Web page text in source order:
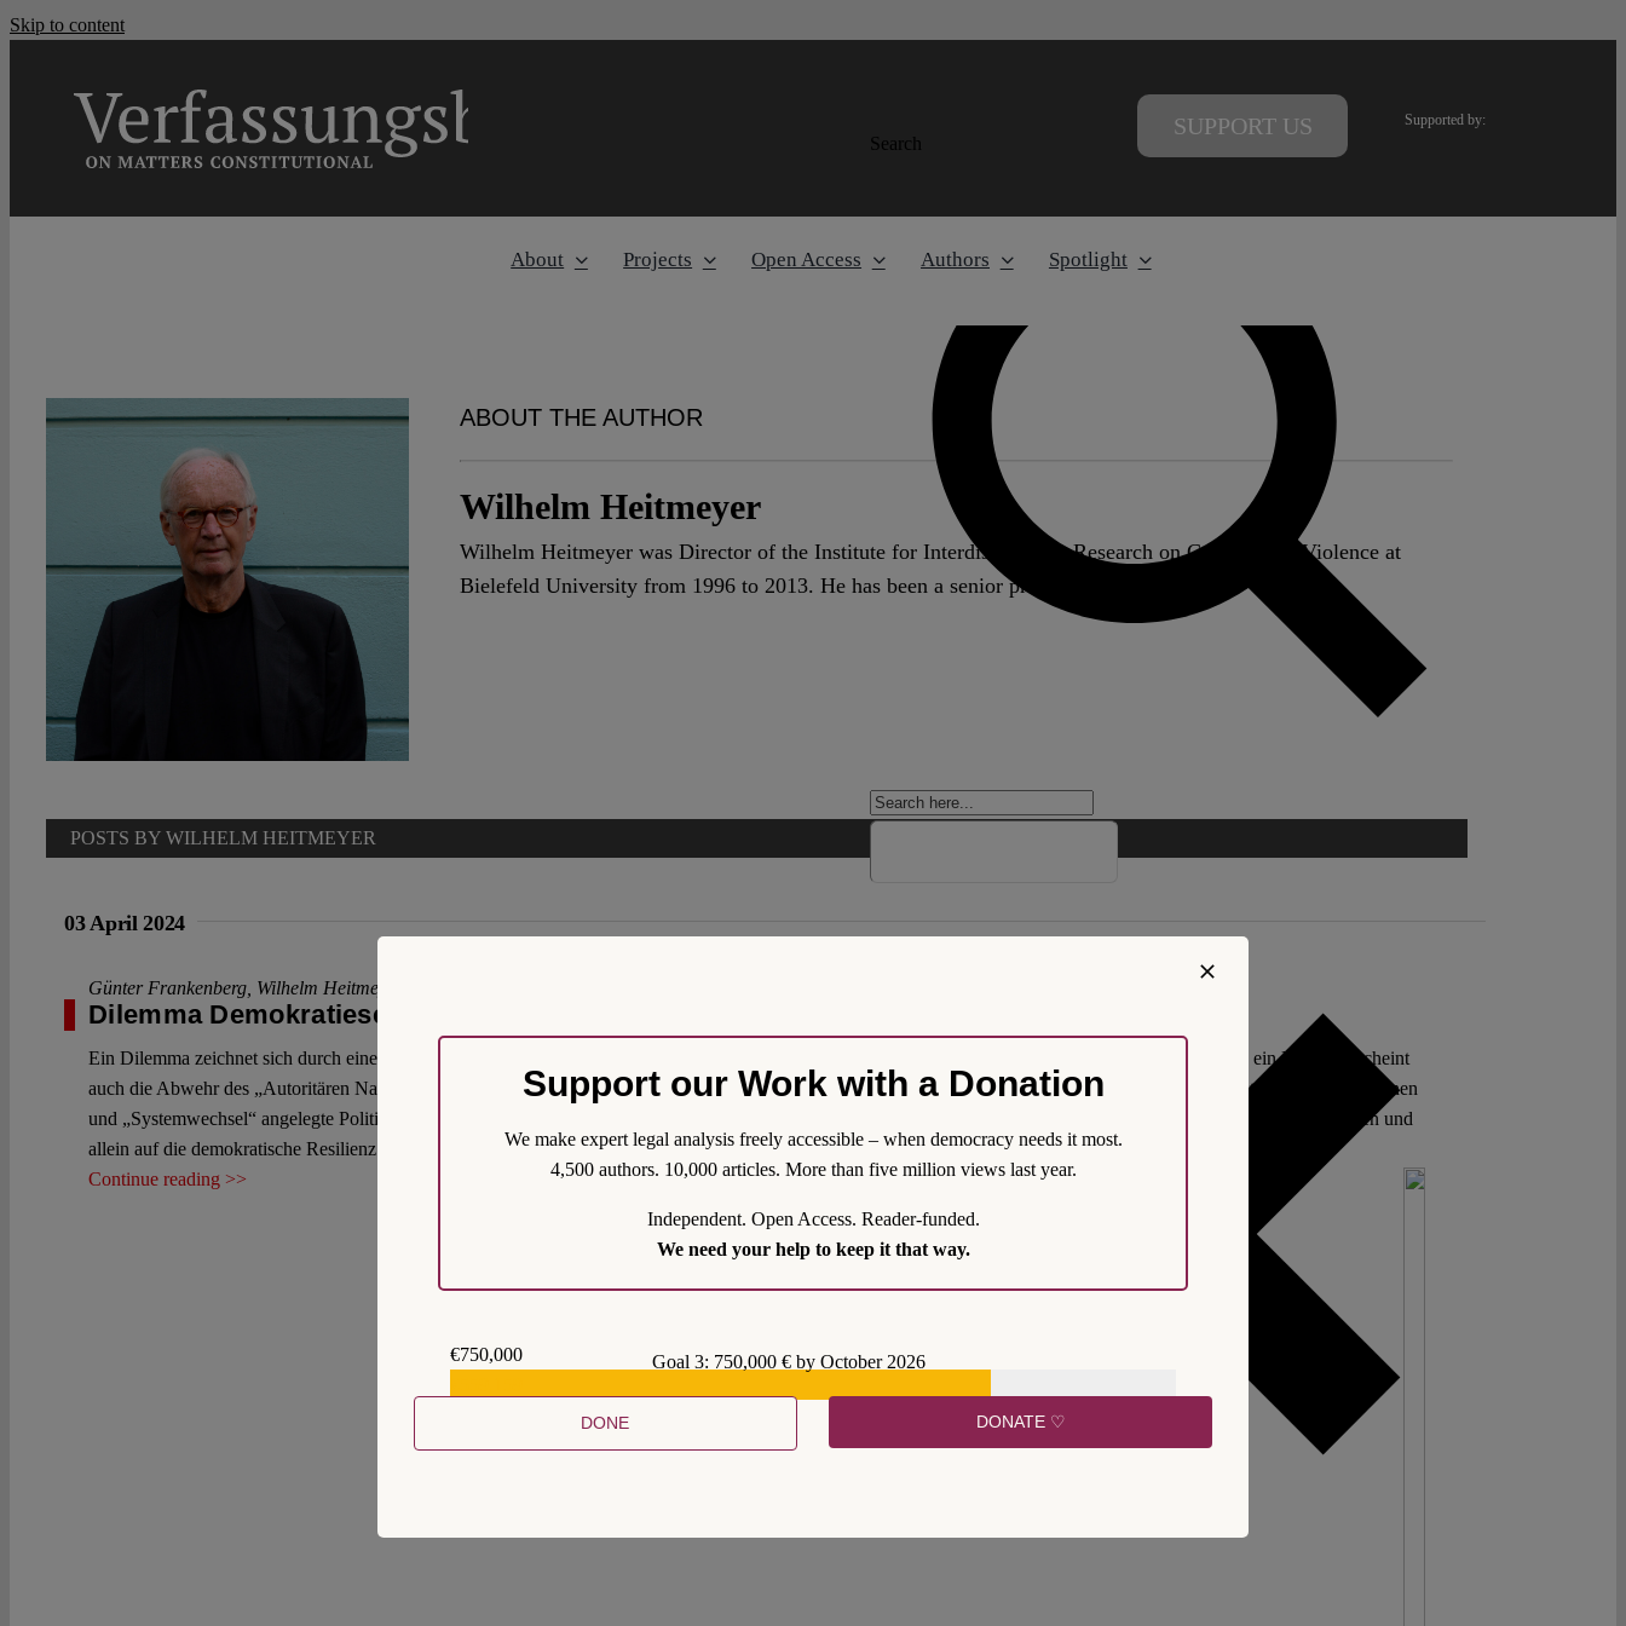
Skip to content
Search
SUPPORT US Supported by:
About Projects Open Access Authors Spotlight
ABOUT THE AUTHOR
Wilhelm Heitmeyer
Wilhelm Heitmeyer was Director of the Institute for Interdisciplinary Research on Conflict and Violence at
Bielefeld University from 1996 to 2013. He has been a senior professor there ever since.
POSTS BY WILHELM HEITMEYER
03 April 2024
Günter Frankenberg Wilhelm Heitmeyer
Dilemma Demokratieschutz
Ein Dilemma zeichnet sich durch einen Entscheidungszwang zwischen mehreren Varianten aus, ohne dass es eine unzweifelhaft richtige Lösung gibt. In ein Dilemma scheint
auch die Abwehr des „Autoritären Nationalradikalismus“ der AfD zu führen. Die AfD zu verbieten, um ihre auf Destabilisierung gesellschaftlicher und staatlicher Institutionen
und „Systemwechsel“ angelegte Politik zu unterbinden, wäre ebenso misslich wie die Augen vor ihrer Gefährlichkeit, ihren Erfolgen und Wahlaussichten zu verschließen und
allein auf die demokratische Resilienz der Bevölkerung zu vertrauen.
Continue reading >>
Support our Work with a Donation
We make expert legal analysis freely accessible – when democracy needs it most.
4,500 authors. 10,000 articles. More than five million views last year.
Independent. Open Access. Reader-funded.
We need your help to keep it that way.
€750,000
Goal 3: 750,000 € by October 2026
DONE DONATE ♡